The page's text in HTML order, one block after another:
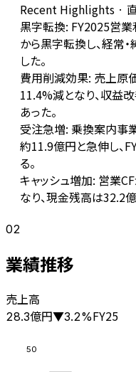
Recent Highlights ·
黒字転換: FY2025営
から黒字転換し、経常
した。
費用削減効果: 売上原
11.4%減となり、収益
あった。
受注急増: 乗換案内事
約11.9億円と急伸し、
る。
キャッシュ増加: 営業
なり、現金残高は32.2
02
業績推移
売上高
28.3億円▼3.2%FY25
50